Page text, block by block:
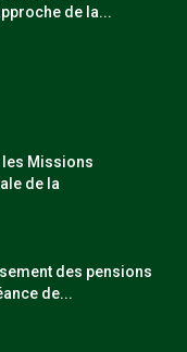
de la...
les Missions
de la
des pensions
de...